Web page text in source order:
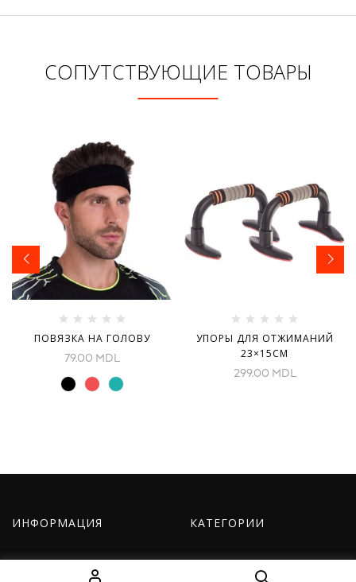
СОПУТСТВУЮЩИЕ ТОВАРЫ
ПОВЯЗКА НА ГОЛОВУ
79.00 MDL
УПОРЫ ДЛЯ ОТЖИМАНИЙ
23×15СМ
299.00 MDL
ИНФОРМАЦИЯ КАТЕГОРИИ
Оборудование